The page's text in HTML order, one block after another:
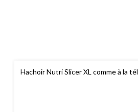
Hachoir Nutri Slicer XL comme à la